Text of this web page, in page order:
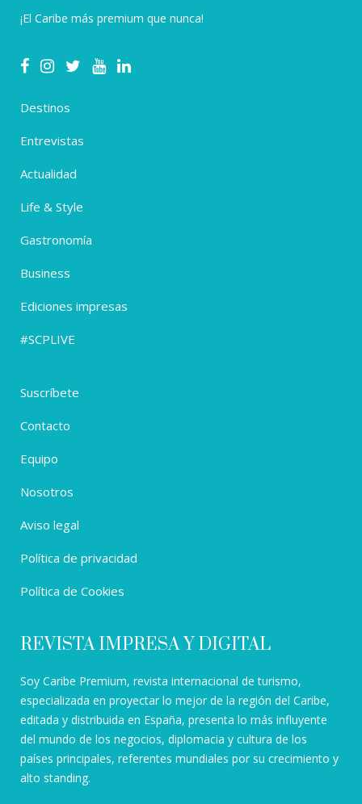
¡El Caribe más premium que nunca!
Destinos
Entrevistas
Actualidad
Life & Style
Gastronomía
Business
Ediciones impresas
#SCPLIVE
Suscríbete
Contacto
Equipo
Nosotros
Aviso legal
Política de privacidad
Política de Cookies
REVISTA IMPRESA Y DIGITAL
Soy Caribe Premium, revista internacional de turismo,
especializada en proyectar lo mejor de la región del Caribe,
editada y distribuida en España, presenta lo más influyente
del mundo de los negocios, diplomacia y cultura de los
países principales, referentes mundiales por su crecimiento y
alto standing.